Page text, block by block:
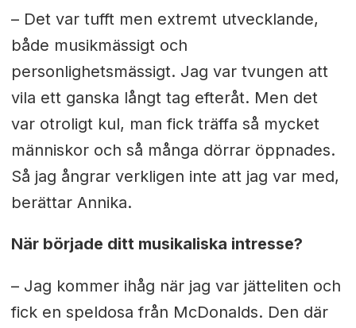
– Det var tufft men extremt utvecklande,
både musikmässigt och
personlighetsmässigt. Jag var tvungen att
vila ett ganska långt tag efteråt. Men det
var otroligt kul, man fick träffa så mycket
människor och så många dörrar öppnades.
Så jag ångrar verkligen inte att jag var med,
berättar Annika.
När började ditt musikaliska intresse?
– Jag kommer ihåg när jag var jätteliten och
fick en speldosa från McDonalds. Den där